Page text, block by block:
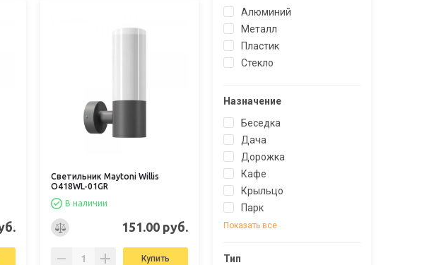
Светильник Maytoni Willis
O418WL-01GR
В наличии
151.00 руб.
Купить
Алюминий
Металл
Пластик
Стекло
Назначение
Беседка
Дача
Дорожка
Кафе
Крыльцо
Парк
Показать все
Тип